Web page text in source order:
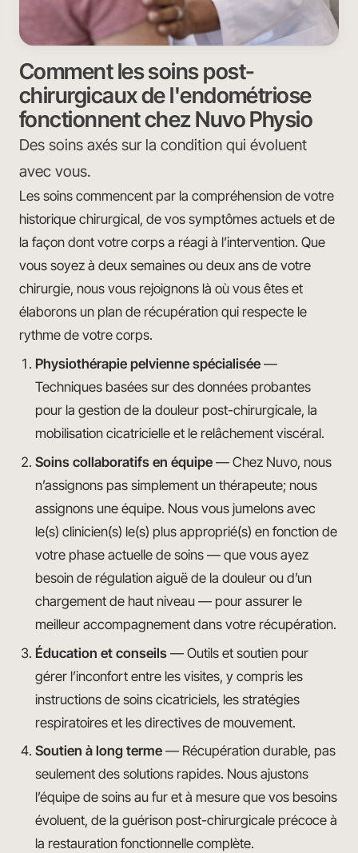
Comment les soins post-
chirurgicaux de l'endométriose
fonctionnent chez Nuvo Physio
Des soins axés sur la condition qui évoluent
avec vous.
Les soins commencent par la compréhension de votre
historique chirurgical, de vos symptômes actuels et de
la façon dont votre corps a réagi à l’intervention. Que
vous soyez à deux semaines ou deux ans de votre
chirurgie, nous vous rejoignons là où vous êtes et
élaborons un plan de récupération qui respecte le
rythme de votre corps.
Physiothérapie pelvienne spécialisée —
Techniques basées sur des données probantes
pour la gestion de la douleur post-chirurgicale, la
mobilisation cicatricielle et le relâchement viscéral.
Soins collaboratifs en équipe — Chez Nuvo, nous
n’assignons pas simplement un thérapeute; nous
assignons une équipe. Nous vous jumelons avec
le(s) clinicien(s) le(s) plus approprié(s) en fonction de
votre phase actuelle de soins — que vous ayez
besoin de régulation aiguë de la douleur ou d’un
chargement de haut niveau — pour assurer le
meilleur accompagnement dans votre récupération.
Éducation et conseils — Outils et soutien pour
gérer l’inconfort entre les visites, y compris les
instructions de soins cicatriciels, les stratégies
respiratoires et les directives de mouvement.
Soutien à long terme — Récupération durable, pas
seulement des solutions rapides. Nous ajustons
l’équipe de soins au fur et à mesure que vos besoins
évoluent, de la guérison post-chirurgicale précoce à
la restauration fonctionnelle complète.